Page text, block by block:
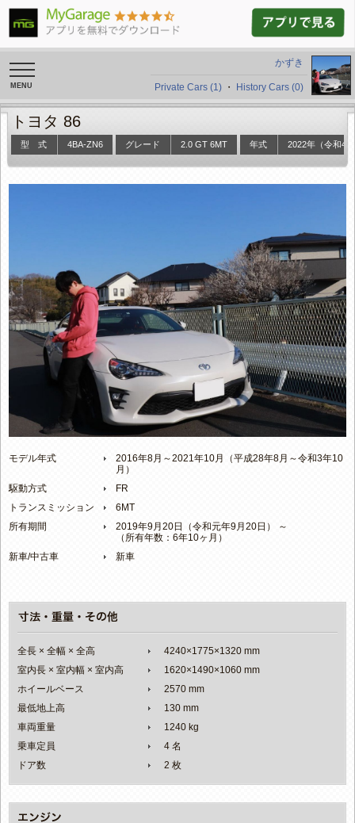
toggle
navigation
かずき
Private Cars (1) ・ History Cars (0)
トヨタ 86
型 式 4BA-ZN6 グレード 2.0 GT 6MT 年式 2022年（令和4
モデル年式
2016年8月～2021年10月（平成28年8月～令和3年10
月）
駆動方式
FR
トランスミッション
6MT
所有期間
2019年9月20日（令和元年9月20日） ～
（所有年数：6年10ヶ月）
新車/中古車
新車
全長 × 全幅 × 全高
4240×1775×1320 mm
室内長 × 室内幅 × 室内高
1620×1490×1060 mm
ホイールベース
2570 mm
最低地上高
130 mm
車両重量
1240 kg
乗車定員
4 名
ドア数
2 枚